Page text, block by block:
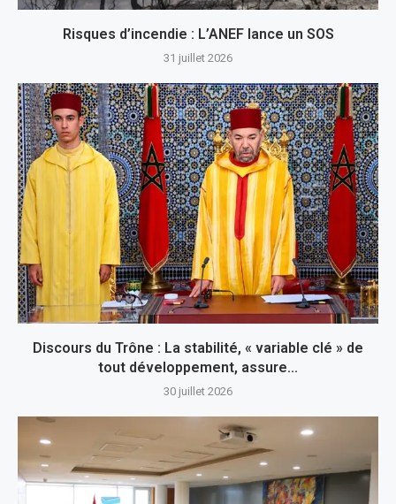
Risques d’incendie : L’ANEF lance un SOS
31 juillet 2026
Discours du Trône : La stabilité, « variable clé » de
tout développement, assure...
30 juillet 2026